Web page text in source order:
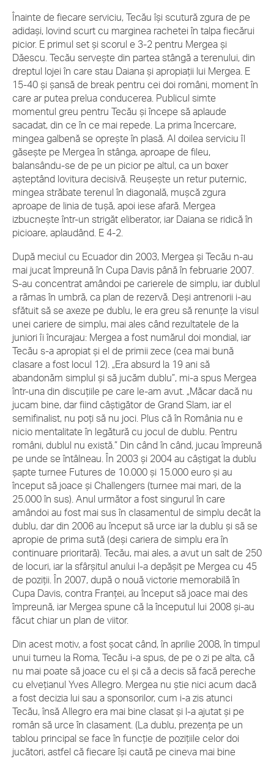
Înainte de fiecare serviciu, Tecău îşi scutură zgura de pe
adidaşi, lovind scurt cu marginea rachetei în talpa fiecărui
picior. E primul set şi scorul e 3-2 pentru Mergea şi
Dăescu. Tecău serveşte din partea stângă a terenului, din
dreptul lojei în care stau Daiana şi apropiaţii lui Mergea. E
15-40 şi şansă de break pentru cei doi români, moment în
care ar putea prelua conducerea. Publicul simte
momentul greu pentru Tecău şi începe să aplaude
sacadat, din ce în ce mai repede. La prima încercare,
mingea galbenă se opreşte în plasă. Al doilea serviciu îl
găseşte pe Mergea în stânga, aproape de fileu,
balansându-se de pe un picior pe altul, ca un boxer
aşteptând lovitura decisivă. Reuşeşte un retur puternic,
mingea străbate terenul în diagonală, muşcă zgura
aproape de linia de tuşă, apoi iese afară. Mergea
izbucneşte într-un strigăt eliberator, iar Daiana se ridică în
picioare, aplaudând. E 4-2.
După meciul cu Ecuador din 2003, Mergea şi Tecău n-au
mai jucat împreună în Cupa Davis până în februarie 2007.
S-au concentrat amândoi pe carierele de simplu, iar dublul
a rămas în umbră, ca plan de rezervă. Deşi antrenorii i-au
sfătuit să se axeze pe dublu, le era greu să renunţe la visul
unei cariere de simplu, mai ales când rezultatele de la
juniori îi încurajau: Mergea a fost numărul doi mondial, iar
Tecău s-a apropiat şi el de primii zece (cea mai bună
clasare a fost locul 12). „Era absurd la 19 ani să
abandonăm simplul şi să jucăm dublu”, mi-a spus Mergea
într-una din discuţiile pe care le-am avut. „Măcar dacă nu
jucam bine, dar fiind câştigător de Grand Slam, iar el
semifinalist, nu poţi să nu joci. Plus că în România nu e
nicio mentalitate în legătură cu jocul de dublu. Pentru
români, dublul nu există.” Din când în când, jucau împreună
pe unde se întâlneau. În 2003 şi 2004 au câştigat la dublu
şapte turnee Futures de 10.000 şi 15.000 euro şi au
început să joace şi Challengers (turnee mai mari, de la
25.000 în sus). Anul următor a fost singurul în care
amândoi au fost mai sus în clasamentul de simplu decât la
dublu, dar din 2006 au început să urce iar la dublu şi să se
apropie de prima sută (deşi cariera de simplu era în
continuare prioritară). Tecău, mai ales, a avut un salt de 250
de locuri, iar la sfârşitul anului l-a depăşit pe Mergea cu 45
de poziţii. În 2007, după o nouă victorie memorabilă în
Cupa Davis, contra Franţei, au început să joace mai des
împreună, iar Mergea spune că la începutul lui 2008 şi-au
făcut chiar un plan de viitor.
Din acest motiv, a fost şocat când, în aprilie 2008, în timpul
unui turneu la Roma, Tecău i-a spus, de pe o zi pe alta, că
nu mai poate să joace cu el şi că a decis să facă pereche
cu elveţianul Yves Allegro. Mergea nu ştie nici acum dacă
a fost decizia lui sau a sponsorilor, cum i-a zis atunci
Tecău, însă Allegro era mai bine clasat şi l-a ajutat şi pe
român să urce în clasament. (La dublu, prezenţa pe un
tablou principal se face în funcţie de poziţiile celor doi
jucători, astfel că fiecare îşi caută pe cineva mai bine